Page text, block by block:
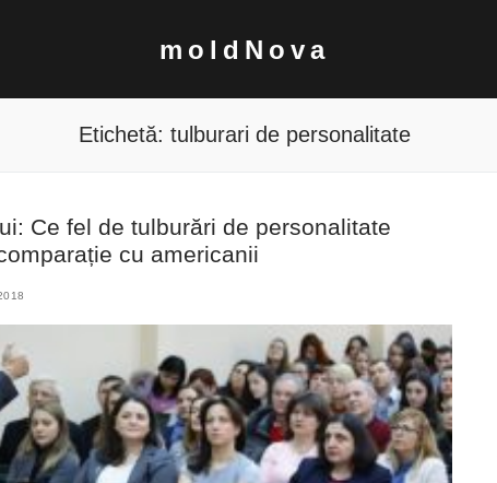
moldNova
Etichetă: tulburari de personalitate
Ce fel de tulburări de personalitate
cu americanii